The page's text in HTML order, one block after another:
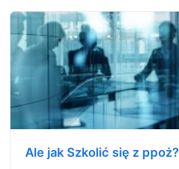
Ale jak Szkolić się z ppoż?